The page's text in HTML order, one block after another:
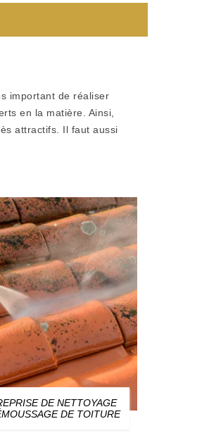
important de réaliser
en la matière. Ainsi,
attractifs. Il faut aussi
DE NETTOYAGE
DE TOITURE